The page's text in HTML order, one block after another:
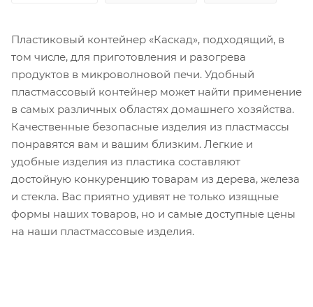
Пластиковый контейнер «Каскад», подходящий, в
том числе, для приготовления и разогрева
продуктов в микроволновой печи. Удобный
пластмассовый контейнер может найти применение
в самых различных областях домашнего хозяйства.
Качественные безопасные изделия из пластмассы
понравятся вам и вашим близким. Легкие и
удобные изделия из пластика составляют
достойную конкуренцию товарам из дерева, железа
и стекла. Вас приятно удивят не только изящные
формы наших товаров, но и самые доступные цены
на наши пластмассовые изделия.